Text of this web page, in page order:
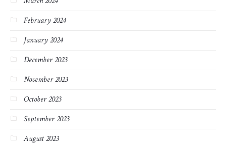
February 2024
January 2024
December 2023
November 2023
October 2023
September 2023
August 2023